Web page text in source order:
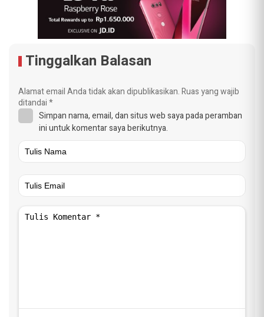
Tinggalkan Balasan
Alamat email Anda tidak akan dipublikasikan.Ruas yang wajib
ditandai*
Simpan nama, email, dan situs web saya pada peramban
ini untuk komentar saya berikutnya.